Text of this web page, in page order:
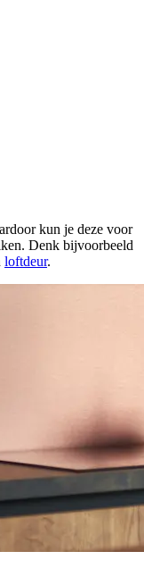
kun je deze voor
Denk bijvoorbeeld
loftdeur.